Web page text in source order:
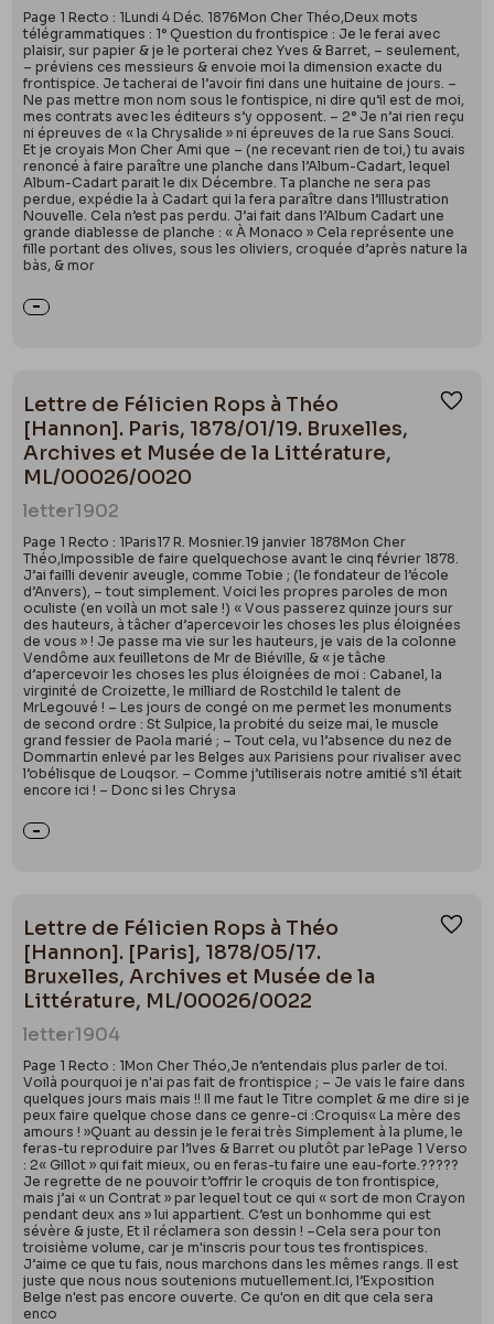
Page 1 Recto : 1Lundi 4 Déc. 1876Mon Cher Théo,Deux mots
télégrammatiques : 1° Question du frontispice : Je le ferai avec
plaisir, sur papier & je le porterai chez Yves & Barret, – seulement,
– préviens ces messieurs & envoie moi la dimension exacte du
frontispice. Je tacherai de l’avoir fini dans une huitaine de jours. –
Ne pas mettre mon nom sous le fontispice, ni dire qu’il est de moi,
mes contrats avec les éditeurs s’y opposent. – 2° Je n’ai rien reçu
ni épreuves de « la Chrysalide » ni épreuves de la rue Sans Souci.
Et je croyais Mon Cher Ami que – (ne recevant rien de toi,) tu avais
renoncé à faire paraître une planche dans l’Album-Cadart, lequel
Album-Cadart parait le dix Décembre. Ta planche ne sera pas
perdue, expédie la à Cadart qui la fera paraître dans l’Illustration
Nouvelle. Cela n’est pas perdu. J’ai fait dans l’Album Cadart une
grande diablesse de planche : « À Monaco » Cela représente une
fille portant des olives, sous les oliviers, croquée d’après nature la
bàs, & mor
Lettre de Félicien Rops à Théo
[Hannon]. Paris, 1878/01/19. Bruxelles,
Archives et Musée de la Littérature,
ML/00026/0020
letter1902
Page 1 Recto : 1Paris17 R. Mosnier.19 janvier 1878Mon Cher
Théo,Impossible de faire quelquechose avant le cinq février 1878.
J’ai failli devenir aveugle, comme Tobie ; (le fondateur de l’école
d’Anvers), – tout simplement. Voici les propres paroles de mon
oculiste (en voilà un mot sale !) « Vous passerez quinze jours sur
des hauteurs, à tâcher d’apercevoir les choses les plus éloignées
de vous » ! Je passe ma vie sur les hauteurs, je vais de la colonne
Vendôme aux feuilletons de Mr de Biéville, & « je tâche
d’apercevoir les choses les plus éloignées de moi : Cabanel, la
virginité de Croizette, le milliard de Rostchild le talent de
MrLegouvé ! – Les jours de congé on me permet les monuments
de second ordre : St Sulpice, la probité du seize mai, le muscle
grand fessier de Paola marié ; – Tout cela, vu l’absence du nez de
Dommartin enlevé par les Belges aux Parisiens pour rivaliser avec
l’obélisque de Louqsor. – Comme j’utiliserais notre amitié s’il était
encore ici ! – Donc si les Chrysa
Lettre de Félicien Rops à Théo
[Hannon]. [Paris], 1878/05/17.
Bruxelles, Archives et Musée de la
Littérature, ML/00026/0022
letter1904
Page 1 Recto : 1Mon Cher Théo,Je n’entendais plus parler de toi.
Voilà pourquoi je n'ai pas fait de frontispice ; – Je vais le faire dans
quelques jours mais mais !! Il me faut le Titre complet & me dire si je
peux faire quelque chose dans ce genre-ci :Croquis« La mère des
amours ! »Quant au dessin je le ferai très Simplement à la plume, le
feras-tu reproduire par l’Ives & Barret ou plutôt par lePage 1 Verso
: 2« Gillot » qui fait mieux, ou en feras-tu faire une eau-forte.?????
Je regrette de ne pouvoir t’offrir le croquis de ton frontispice,
mais j’ai « un Contrat » par lequel tout ce qui « sort de mon Crayon
pendant deux ans » lui appartient. C’est un bonhomme qui est
sévère & juste, Et il réclamera son dessin ! –Cela sera pour ton
troisième volume, car je m'inscris pour tous tes frontispices.
J’aime ce que tu fais, nous marchons dans les mêmes rangs. Il est
juste que nous nous soutenions mutuellement.Ici, l’Exposition
Belge n'est pas encore ouverte. Ce qu'on en dit que cela sera
enco